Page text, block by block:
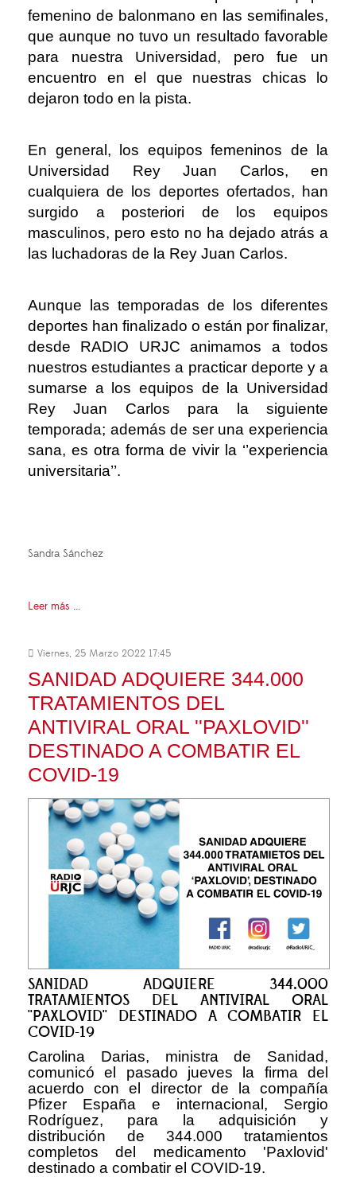
femenino de balonmano en las semifinales,
que aunque no tuvo un resultado favorable
para nuestra Universidad, pero fue un
encuentro en el que nuestras chicas lo
dejaron todo en la pista.
En general, los equipos femeninos de la
Universidad Rey Juan Carlos, en
cualquiera de los deportes ofertados, han
surgido a posteriori de los equipos
masculinos, pero esto no ha dejado atrás a
las luchadoras de la Rey Juan Carlos.
Aunque las temporadas de los diferentes
deportes han finalizado o están por finalizar,
desde RADIO URJC animamos a todos
nuestros estudiantes a practicar deporte y a
sumarse a los equipos de la Universidad
Rey Juan Carlos para la siguiente
temporada; además de ser una experiencia
sana, es otra forma de vivir la ‘’experiencia
universitaria’’.
Sandra Sánchez
Leer más ...
Viernes, 25 Marzo 2022 17:45
SANIDAD ADQUIERE 344.000
TRATAMIENTOS DEL
ANTIVIRAL ORAL ''PAXLOVID''
DESTINADO A COMBATIR EL
COVID-19
SANIDAD ADQUIERE 344.000
TRATAMIENTOS DEL ANTIVIRAL ORAL
''PAXLOVID'' DESTINADO A COMBATIR EL
COVID-19
Carolina Darias, ministra de Sanidad,
comunicó el pasado jueves la firma del
acuerdo con el director de la compañía
Pfizer España e internacional, Sergio
Rodríguez, para la adquisición y
distribución de 344.000 tratamientos
completos del medicamento 'Paxlovid'
destinado a combatir el COVID-19.